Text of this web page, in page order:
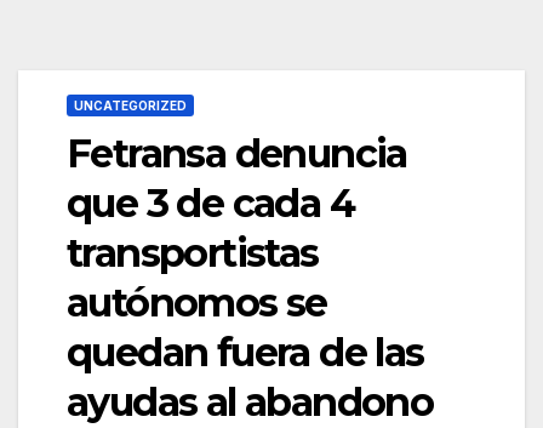
UNCATEGORIZED
Fetransa denuncia
que 3 de cada 4
transportistas
autónomos se
quedan fuera de las
ayudas al abandono